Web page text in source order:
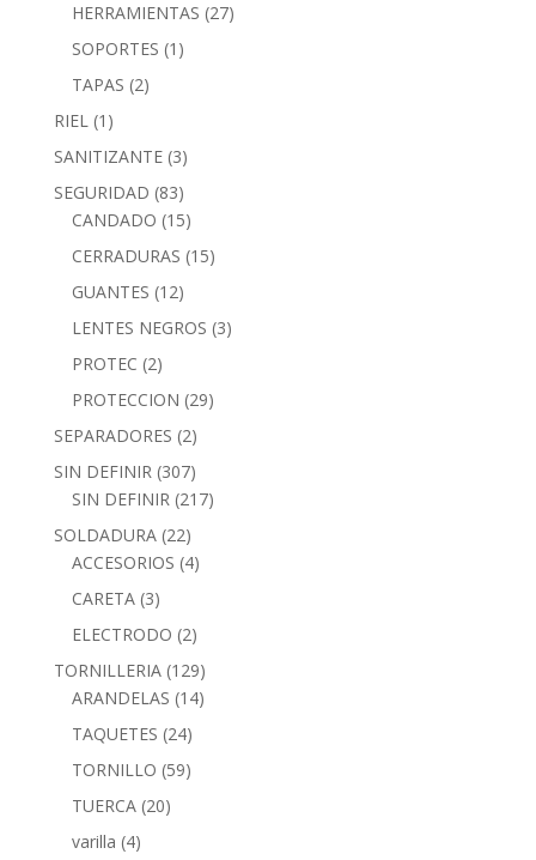
HERRAMIENTAS (27)
SOPORTES (1)
TAPAS (2)
RIEL (1)
SANITIZANTE (3)
SEGURIDAD (83)
CANDADO (15)
CERRADURAS (15)
GUANTES (12)
LENTES NEGROS (3)
PROTEC (2)
PROTECCION (29)
SEPARADORES (2)
SIN DEFINIR (307)
SIN DEFINIR (217)
SOLDADURA (22)
ACCESORIOS (4)
CARETA (3)
ELECTRODO (2)
TORNILLERIA (129)
ARANDELAS (14)
TAQUETES (24)
TORNILLO (59)
TUERCA (20)
varilla (4)